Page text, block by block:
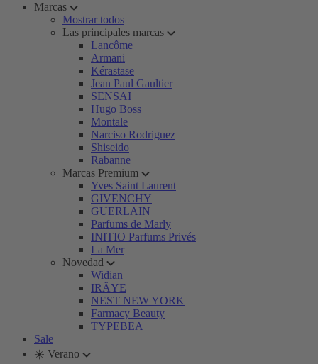
Marcas
Mostrar todos
Las principales marcas
Lancôme
Armani
Kérastase
Jean Paul Gaultier
SENSAI
Hugo Boss
Montale
Narciso Rodriguez
Shiseido
Rabanne
Marcas Premium
Yves Saint Laurent
GIVENCHY
GUERLAIN
Parfums de Marly
INITIO Parfums Privés
La Mer
Novedad
Widian
IRÄYE
NEST NEW YORK
Farmacy Beauty
TYPEBEA
Sale
☀️ Verano